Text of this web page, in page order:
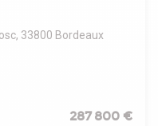
33800 Bordeaux
Bosc - Local
ce local
sein d’un programme
287 800 €